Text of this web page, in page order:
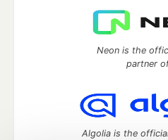
Neon is the
partner
Algolia is the